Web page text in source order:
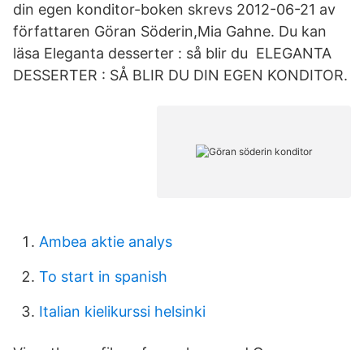
din egen konditor-boken skrevs 2012-06-21 av
författaren Göran Söderin,Mia Gahne. Du kan
läsa Eleganta desserter : så blir du ELEGANTA
DESSERTER : SÅ BLIR DU DIN EGEN KONDITOR.
Ambea aktie analys
To start in spanish
Italian kielikurssi helsinki